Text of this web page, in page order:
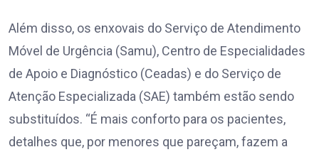
Além disso, os enxovais do Serviço de Atendimento
Móvel de Urgência (Samu), Centro de Especialidades
de Apoio e Diagnóstico (Ceadas) e do Serviço de
Atenção Especializada (SAE) também estão sendo
substituídos. “É mais conforto para os pacientes,
detalhes que, por menores que pareçam, fazem a